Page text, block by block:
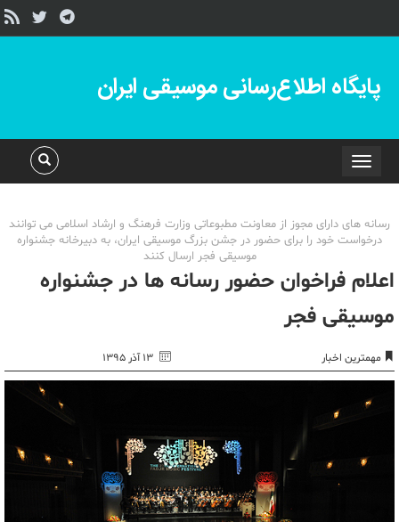
پایگاه اطلاع‌رسانی موسیقی ایران
Toggle
navigation
رسانه های دارای مجوز از معاونت مطبوعاتی وزارت فرهنگ و ارشاد اسلامی می توانند
درخواست خود را برای حضور در جشن بزرگ موسیقی ایران، به دبیرخانه جشنواره
موسیقی فجر ارسال کنند
اعلام فراخوان حضور رسانه ها در جشنواره
موسیقی فجر
مهمترین اخبار ۱۳ آذر ۱۳۹۵